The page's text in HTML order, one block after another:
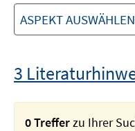
ASPEKT
3
0 Trefferzu Ihrer